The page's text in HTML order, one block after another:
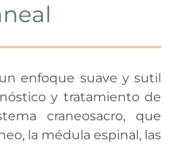
enfoque suave y sutil
y tratamiento de
craneosacro, que
la médula espinal, las